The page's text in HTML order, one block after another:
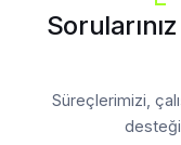
Süreçlerimizi,